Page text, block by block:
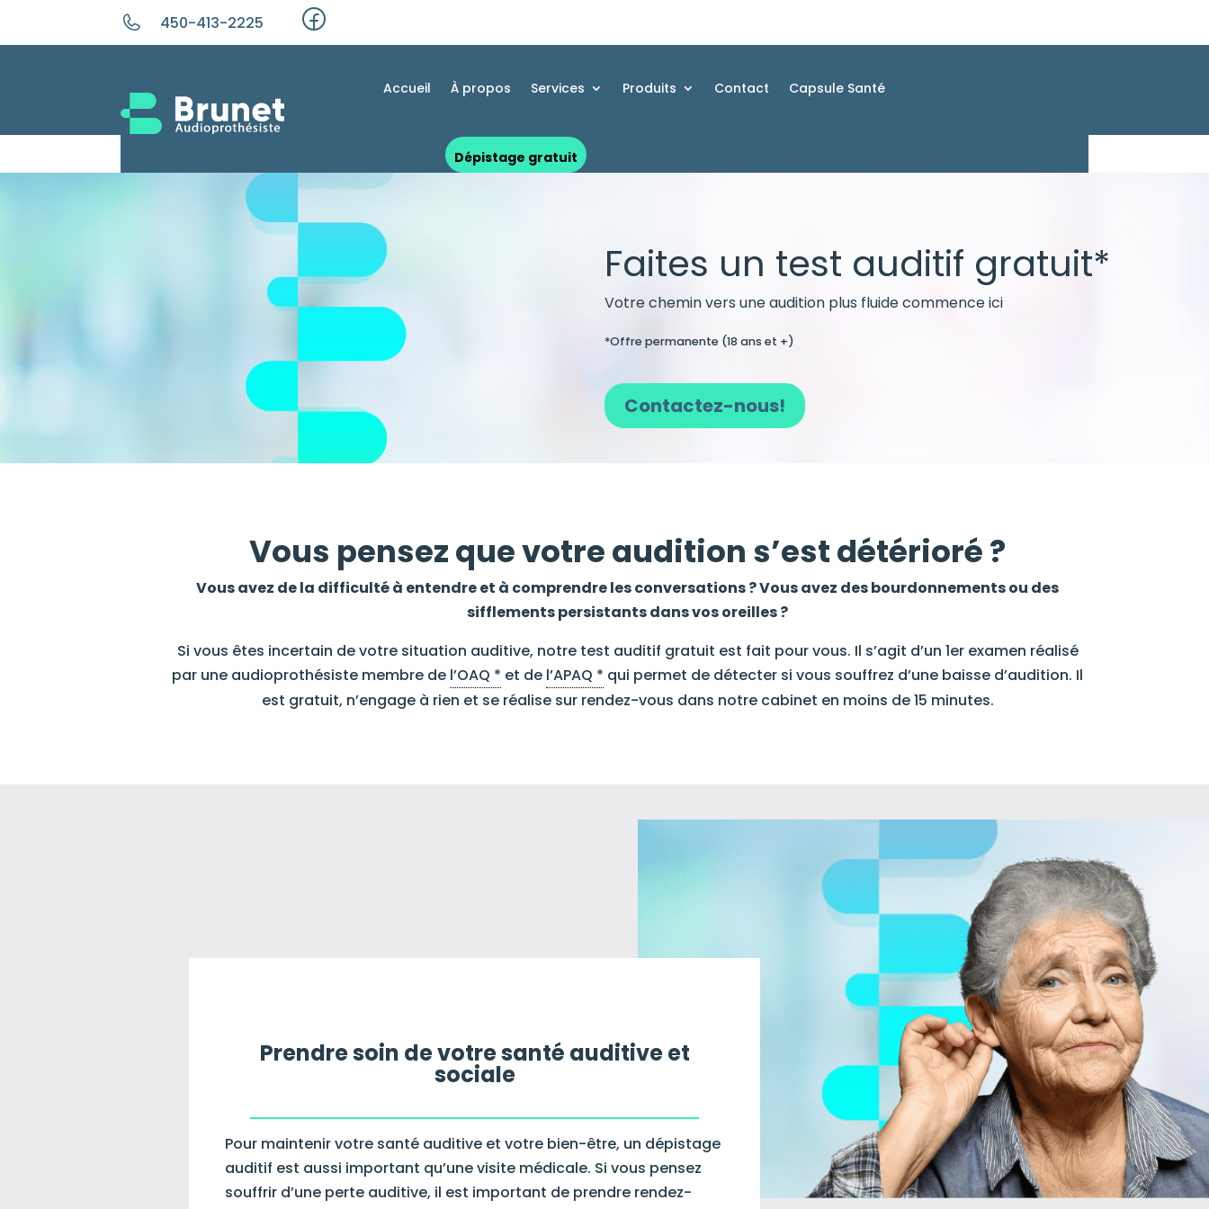
450-413-2225
Accueil À propos Services Produits Contact Capsule Santé
Dépistage gratuit
Faites un test auditif gratuit*
Votre chemin vers une audition plus fluide commence ici
*Offre permanente (18 ans et +)
Contactez-nous!
Vous pensez que votre audition s’est détérioré ?
Vous avez de la difficulté à entendre et à comprendre les conversations ? Vous avez des bourdonnements ou des
sifflements persistants dans vos oreilles ?
Si vous êtes incertain de votre situation auditive, notre test auditif gratuit est fait pour vous. Il s’agit d’un 1er examen réalisé
par une audioprothésiste membre de l’OAQ * et de l’APAQ * qui permet de détecter si vous souffrez d’une baisse d’audition. Il
est gratuit, n’engage à rien et se réalise sur rendez-vous dans notre cabinet en moins de 15 minutes.
Prendre soin de votre santé auditive et
sociale
Pour maintenir votre santé auditive et votre bien-être, un dépistage
auditif est aussi important qu’une visite médicale. Si vous pensez
souffrir d’une perte auditive, il est important de prendre rendez-